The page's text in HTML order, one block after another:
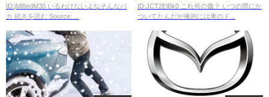
ID:jMl8edM30 いるわけないよなそんなバ
カ 続きを読む Source: ...
ID:JCT2ElBk0 これ何の傷？ いつの間にか
ついてたんだが俺的には車のド...